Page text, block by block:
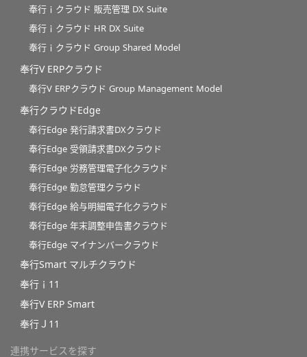
奉行ｉクラウド 販売管理 DX Suite
奉行ｉクラウド HR DX Suite
奉行ｉクラウド Group Shared Model
奉行V ERPクラウド
奉行V ERPクラウド Group Management Model
奉行クラウドEdge
奉行Edge 発行請求書DXクラウド
奉行Edge 受領請求書DXクラウド
奉行Edge 労務管理電子化クラウド
奉行Edge 勤怠管理クラウド
奉行Edge 給与明細電子化クラウド
奉行Edge 年末調整申告書クラウド
奉行Edge マイナンバークラウド
奉行Smart マルチクラウド
奉行ｉ11
奉行V ERP Smart
奉行Ｊ11
連携サービスを探す